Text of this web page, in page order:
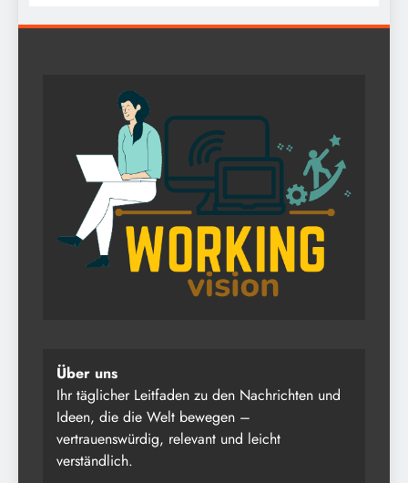
Über uns
Ihr täglicher Leitfaden zu den Nachrichten und
Ideen, die die Welt bewegen –
vertrauenswürdig, relevant und leicht
verständlich.